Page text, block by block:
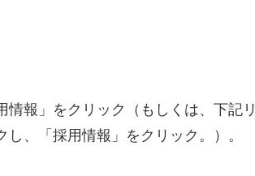
報」をクリック（もしくは、下記リ
、「採用情報」をクリック。）。